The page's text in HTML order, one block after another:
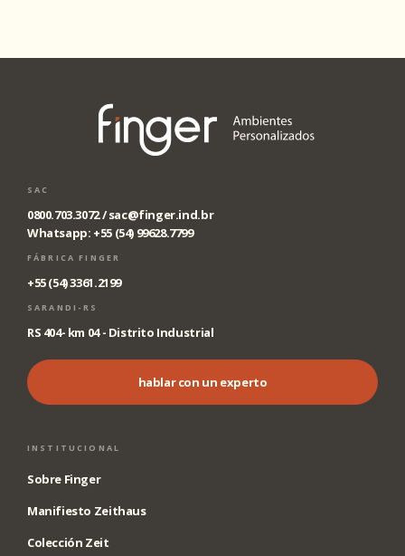
SAC
0800.703.3072 /sac@finger.ind.br
Whatsapp: +55 (54) 99628.7799
FÁBRICA FINGER
+55 (54) 3361.2199
SARANDI-RS
RS 404- km 04 - Distrito Industrial
hablar con un experto
INSTITUCIONAL
Sobre Finger
Manifiesto Zeithaus
Colección Zeit